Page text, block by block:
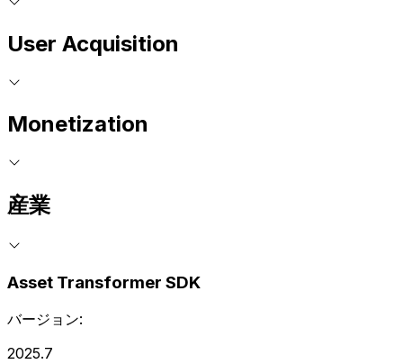
User Acquisition
Monetization
産業
Asset Transformer SDK
バージョン:
2025.7